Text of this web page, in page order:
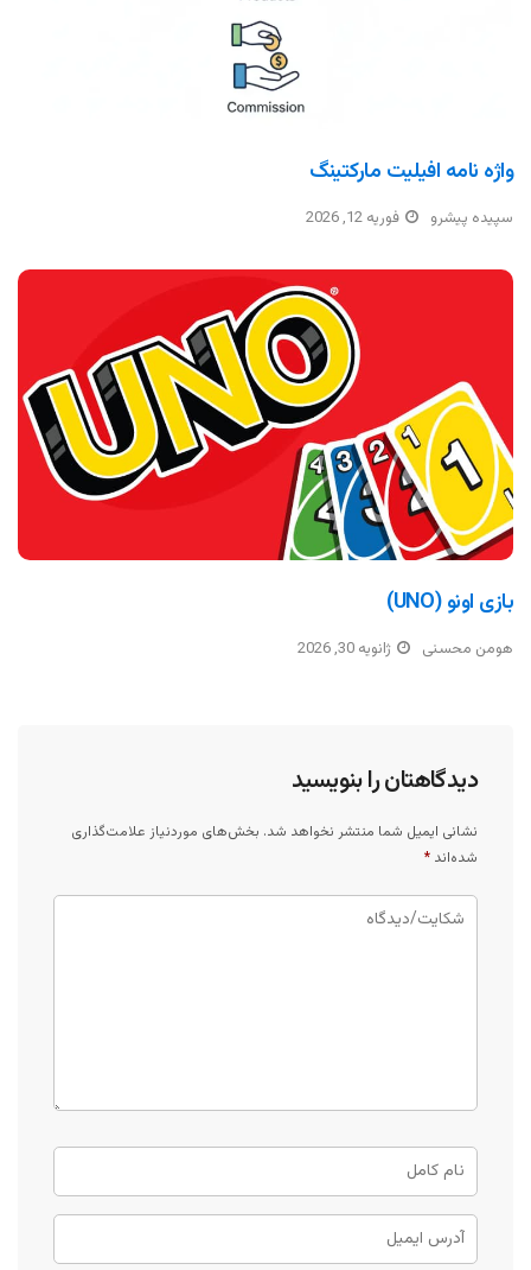
واژه نامه افیلیت مارکتینگ
سپیده پیشرو فوریه 12, 2026
بازی اونو (UNO)
هومن محسنی ژانویه 30, 2026
دیدگاهتان را بنویسید
نشانی ایمیل شما منتشر نخواهد شد. بخش‌های موردنیاز علامت‌گذاری
شده‌اند *